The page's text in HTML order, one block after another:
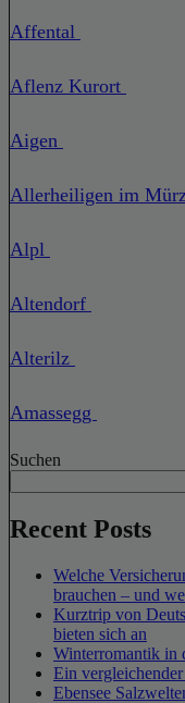
Affental
Aflenz Kurort
Aigen
Allerheiligen im
Alpl
Altendorf
Alterilz
Amassegg
Suchen
Recent Posts
Welche
brauchen – und
Kurztrip von
bieten sich an
Winterromantik in
Ein
Ebensee